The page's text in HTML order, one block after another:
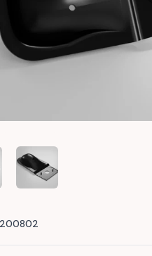
C1 COVER SHELL CRANK
AUDI 100 C1 COVER